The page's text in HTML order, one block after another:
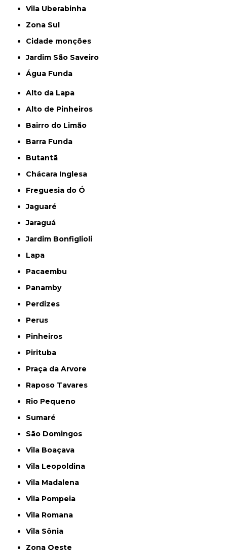
Vila Uberabinha
Zona Sul
cidade monções
jardim São Saveiro
Água Funda
Alto da Lapa
Alto de Pinheiros
Bairro do Limão
Barra Funda
Butantã
Chácara Inglesa
Freguesia do Ó
Jaguaré
Jaraguá
Jardim Bonfiglioli
Lapa
Pacaembu
Panamby
Perdizes
Perus
Pinheiros
Pirituba
Praça da Arvore
Raposo Tavares
Rio Pequeno
Sumaré
São Domingos
Vila Boaçava
Vila Leopoldina
Vila Madalena
Vila Pompeia
Vila Romana
Vila Sônia
Zona Oeste